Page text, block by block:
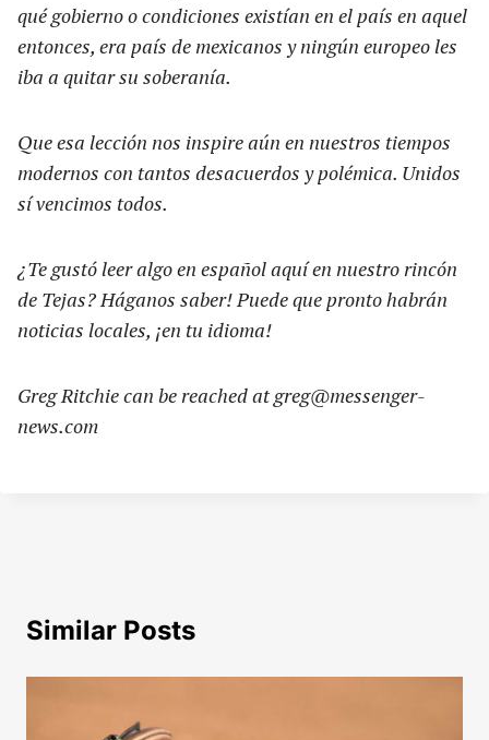
qué gobierno o condiciones existían en el país en aquel
entonces, era país de mexicanos y ningún europeo les
iba a quitar su soberanía.
Que esa lección nos inspire aún en nuestros tiempos
modernos con tantos desacuerdos y polémica. Unidos
sí vencimos todos.
¿Te gustó leer algo en español aquí en nuestro rincón
de Tejas? Háganos saber! Puede que pronto habrán
noticias locales, ¡en tu idioma!
Greg Ritchie can be reached atgreg@messenger-
news.com
Similar Posts